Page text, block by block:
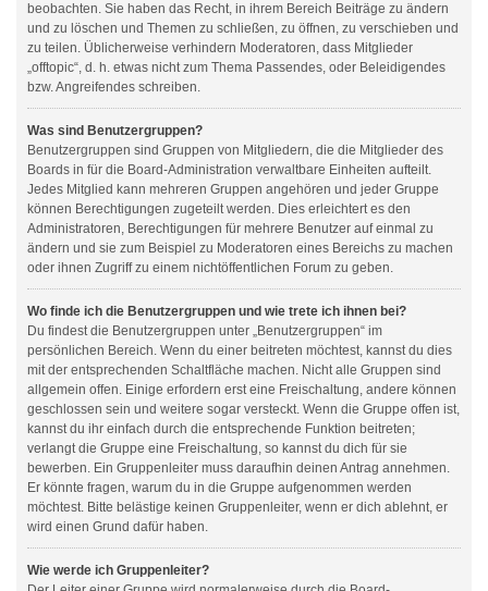
beobachten. Sie haben das Recht, in ihrem Bereich Beiträge zu ändern
und zu löschen und Themen zu schließen, zu öffnen, zu verschieben und
zu teilen. Üblicherweise verhindern Moderatoren, dass Mitglieder
„offtopic“, d. h. etwas nicht zum Thema Passendes, oder Beleidigendes
bzw. Angreifendes schreiben.
Was sind Benutzergruppen?
Benutzergruppen sind Gruppen von Mitgliedern, die die Mitglieder des
Boards in für die Board-Administration verwaltbare Einheiten aufteilt.
Jedes Mitglied kann mehreren Gruppen angehören und jeder Gruppe
können Berechtigungen zugeteilt werden. Dies erleichtert es den
Administratoren, Berechtigungen für mehrere Benutzer auf einmal zu
ändern und sie zum Beispiel zu Moderatoren eines Bereichs zu machen
oder ihnen Zugriff zu einem nichtöffentlichen Forum zu geben.
Wo finde ich die Benutzergruppen und wie trete ich ihnen bei?
Du findest die Benutzergruppen unter „Benutzergruppen“ im
persönlichen Bereich. Wenn du einer beitreten möchtest, kannst du dies
mit der entsprechenden Schaltfläche machen. Nicht alle Gruppen sind
allgemein offen. Einige erfordern erst eine Freischaltung, andere können
geschlossen sein und weitere sogar versteckt. Wenn die Gruppe offen ist,
kannst du ihr einfach durch die entsprechende Funktion beitreten;
verlangt die Gruppe eine Freischaltung, so kannst du dich für sie
bewerben. Ein Gruppenleiter muss daraufhin deinen Antrag annehmen.
Er könnte fragen, warum du in die Gruppe aufgenommen werden
möchtest. Bitte belästige keinen Gruppenleiter, wenn er dich ablehnt, er
wird einen Grund dafür haben.
Wie werde ich Gruppenleiter?